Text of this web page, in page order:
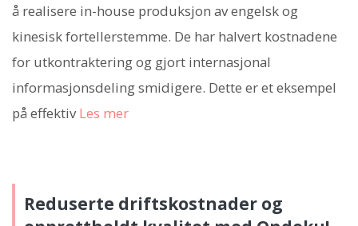
å realisere in-house produksjon av engelsk og
kinesisk fortellerstemme. De har halvert kostnadene
for utkontraktering og gjort internasjonal
informasjonsdeling smidigere. Dette er et eksempel
på effektivLes mer
Reduserte driftskostnader og